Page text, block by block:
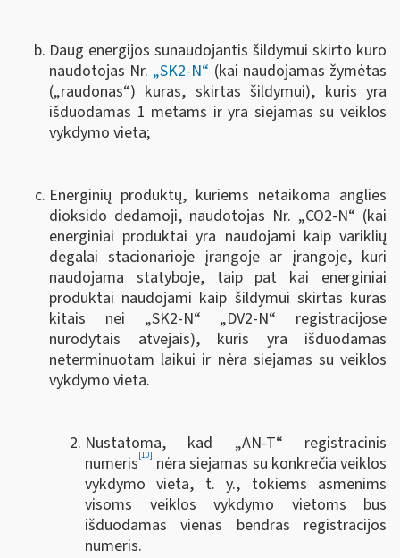
Daug energijos sunaudojantis šildymui skirto kuro
naudotojas Nr. „SK2-N“ (kai naudojamas žymėtas
(„raudonas“) kuras, skirtas šildymui), kuris yra
išduodamas 1 metams ir yra siejamas su veiklos
vykdymo vieta;
Energinių produktų, kuriems netaikoma anglies
dioksido dedamoji, naudotojas Nr. „CO2-N“ (kai
energiniai produktai yra naudojami kaip variklių
degalai stacionarioje įrangoje ar įrangoje, kuri
naudojama statyboje, taip pat kai energiniai
produktai naudojami kaip šildymui skirtas kuras
kitais nei „SK2-N“ „DV2-N“ registracijose
nurodytais atvejais), kuris yra išduodamas
neterminuotam laikui ir nėra siejamas su veiklos
vykdymo vieta.
Nustatoma, kad „AN-T“ registracinis
numeris[10] nėra siejamas su konkrečia veiklos
vykdymo vieta, t. y., tokiems asmenims
visoms veiklos vykdymo vietoms bus
išduodamas vienas bendras registracijos
numeris.